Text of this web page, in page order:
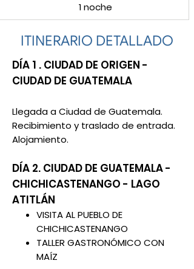
1 noche
ITINERARIO DETALLADO
DÍA 1 . CIUDAD DE ORIGEN -
CIUDAD DE GUATEMALA
Llegada a Ciudad de Guatemala.
Recibimiento y traslado de entrada.
Alojamiento.
DÍA 2. CIUDAD DE GUATEMALA -
CHICHICASTENANGO - LAGO
ATITLÁN
VISITA AL PUEBLO DE
CHICHICASTENANGO
TALLER GASTRONÓMICO CON
MAÍZ